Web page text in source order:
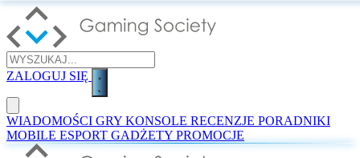
ZALOGUJ SIĘ
WIADOMOŚCI GRY KONSOLE RECENZJE PORADNIKI
MOBILE ESPORT GADŻETY PROMOCJE